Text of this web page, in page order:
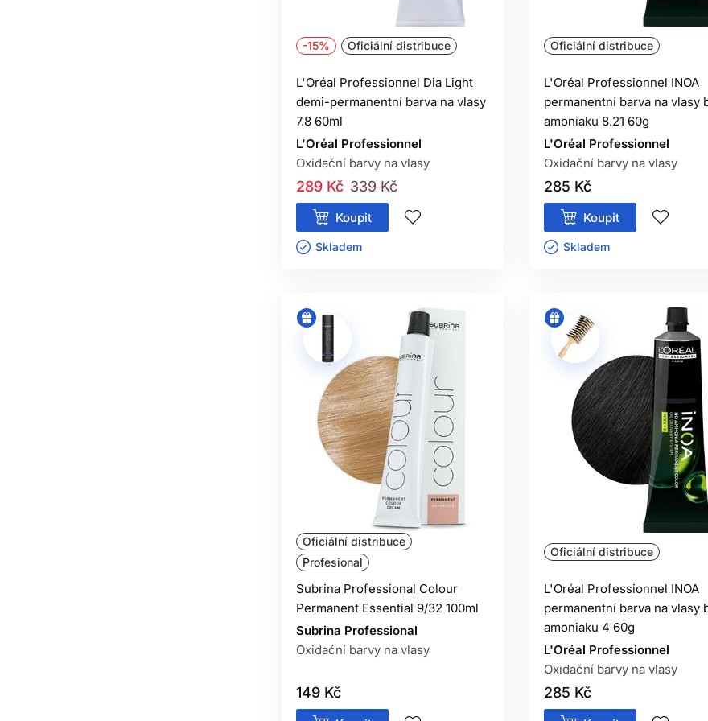
JE BEZAMONIAKOVÁ BARVA
Ne. I bezamoniaková oxidační barva může obsahovat alergizující
-15% Oficiální distribuce
L'Oréal Professionnel Dia Light
demi-permanentní barva na vlasy
7.8 60ml
L'Oréal Professionnel
Oxidační barvy na vlasy
339 Kč
289 Kč
Koupit
Skladem ㅤ
Oficiální distribuce
L'Oréal Professionnel INOA
permanentní barva na vlasy
amoniaku 8.21 60g
L'Oréal Professionnel
Oxidační barvy na vlasy
285 Kč
Koupit
Skladem ㅤ
Oficiální distribuce
Profesional
Subrina Professional Colour
Permanent Essential 9/32 100ml
Subrina Professional
Oxidační barvy na vlasy
149 Kč
Oficiální distribuce
L'Oréal Professionnel INOA
permanentní barva na vlasy
amoniaku 4 60g
L'Oréal Professionnel
Oxidační barvy na vlasy
285 Kč